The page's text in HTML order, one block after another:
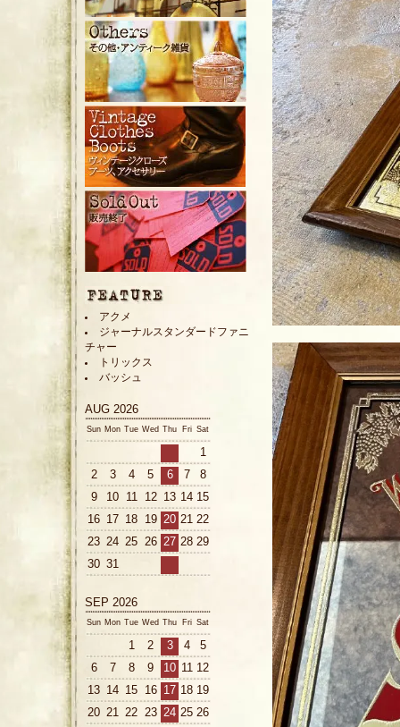
アクメ
ジャーナルスタンダードファニ
チャー
トリックス
バッシュ
AUG 2026
Sun Mon Tue Wed Thu Fri Sat
1
2
3 4 5 6 7
8
9
10 11 12 13 14 15
16 17 18 19 20 21 22
23 24 25 26 27 28 29
30 31
SEP 2026
Sun Mon Tue Wed Thu Fri Sat
1 2 3 4
5
6
7 8 9 10 11 12
13 14 15 16 17 18 19
20 21 22 23 24 25 26